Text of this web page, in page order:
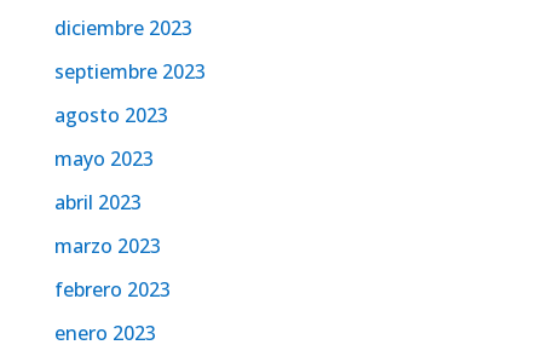
diciembre 2023
septiembre 2023
agosto 2023
mayo 2023
abril 2023
marzo 2023
febrero 2023
enero 2023